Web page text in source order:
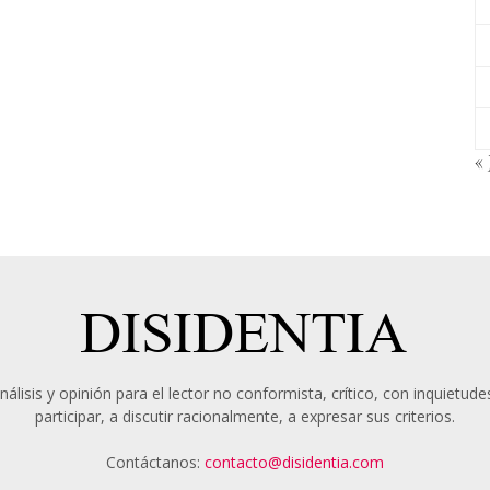
«
y opinión para el lector no conformista, crítico, con
participar, a discutir racionalmente, a expresar sus criterios.
Contáctanos: contacto@disidentia.com